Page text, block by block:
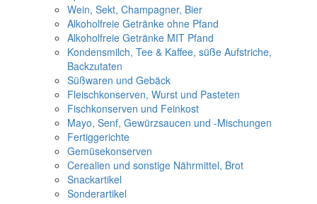
Wein, Sekt, Champagner, Bier
Alkoholfreie Getränke ohne Pfand
Alkoholfreie Getränke MIT Pfand
Kondensmilch, Tee & Kaffee, süße Aufstriche,
Backzutaten
Süßwaren und Gebäck
Fleischkonserven, Wurst und Pasteten
Fischkonserven und Feinkost
Mayo, Senf, Gewürzsaucen und -Mischungen
Fertiggerichte
Gemüsekonserven
Cerealien und sonstige Nährmittel, Brot
Snackartikel
Sonderartikel